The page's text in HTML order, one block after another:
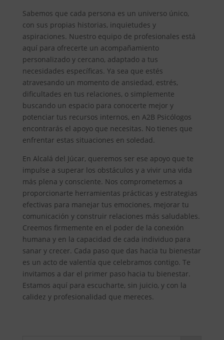
Sabemos que cada persona es un universo único,
con sus propias historias, inquietudes y
aspiraciones. Nuestro equipo de profesionales está
aquí para ofrecerte un acompañamiento
personalizado y cercano, adaptado a tus
necesidades específicas. Ya sea que estés
atravesando un momento de ansiedad, estrés,
dificultades en tus relaciones, o simplemente
buscando un espacio para conocerte mejor y
potenciar tus recursos internos, en A2B Psicólogos
encontrarás el apoyo que necesitas. No tienes que
enfrentar estas situaciones en soledad.
En Alcalá del Júcar, queremos ser ese apoyo que te
impulse a superar los obstáculos y a vivir una vida
más plena y consciente. Nos comprometemos a
proporcionarte herramientas prácticas y estrategias
efectivas para manejar tus emociones, mejorar tu
comunicación y construir relaciones más saludables.
Creemos firmemente en el poder de la conexión
humana y en la capacidad de cada individuo para
sanar y crecer. Cada paso que das hacia tu bienestar
es un acto de valentía que celebramos contigo. Te
invitamos a dar el primer paso hacia tu bienestar.
Estamos aquí para escucharte, sin juicio, y con la
calidez y profesionalidad que mereces.